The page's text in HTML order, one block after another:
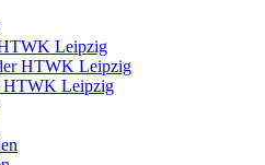
Leipzig
HTWK Leipzig
HTWK Leipzig